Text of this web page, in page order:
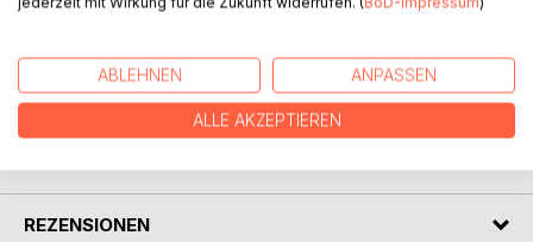
wieder Einblicke in seine Überlegungen, Pläne und
AUTOR/IN
REZENSIONEN
ABLEHNEN ANPASSEN
ALLE AKZEPTIEREN